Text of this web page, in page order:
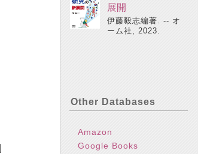
展開
伊藤毅志編著. -- オ
ーム社, 2023.
Other Databases
Amazon
Google Books